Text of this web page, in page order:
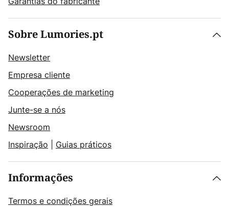
Sobre Lumories.pt
Newsletter
Empresa cliente
Cooperações de marketing
Junte-se a nós
Newsroom
Inspiração
Guias práticos
Informações
Termos e condições gerais